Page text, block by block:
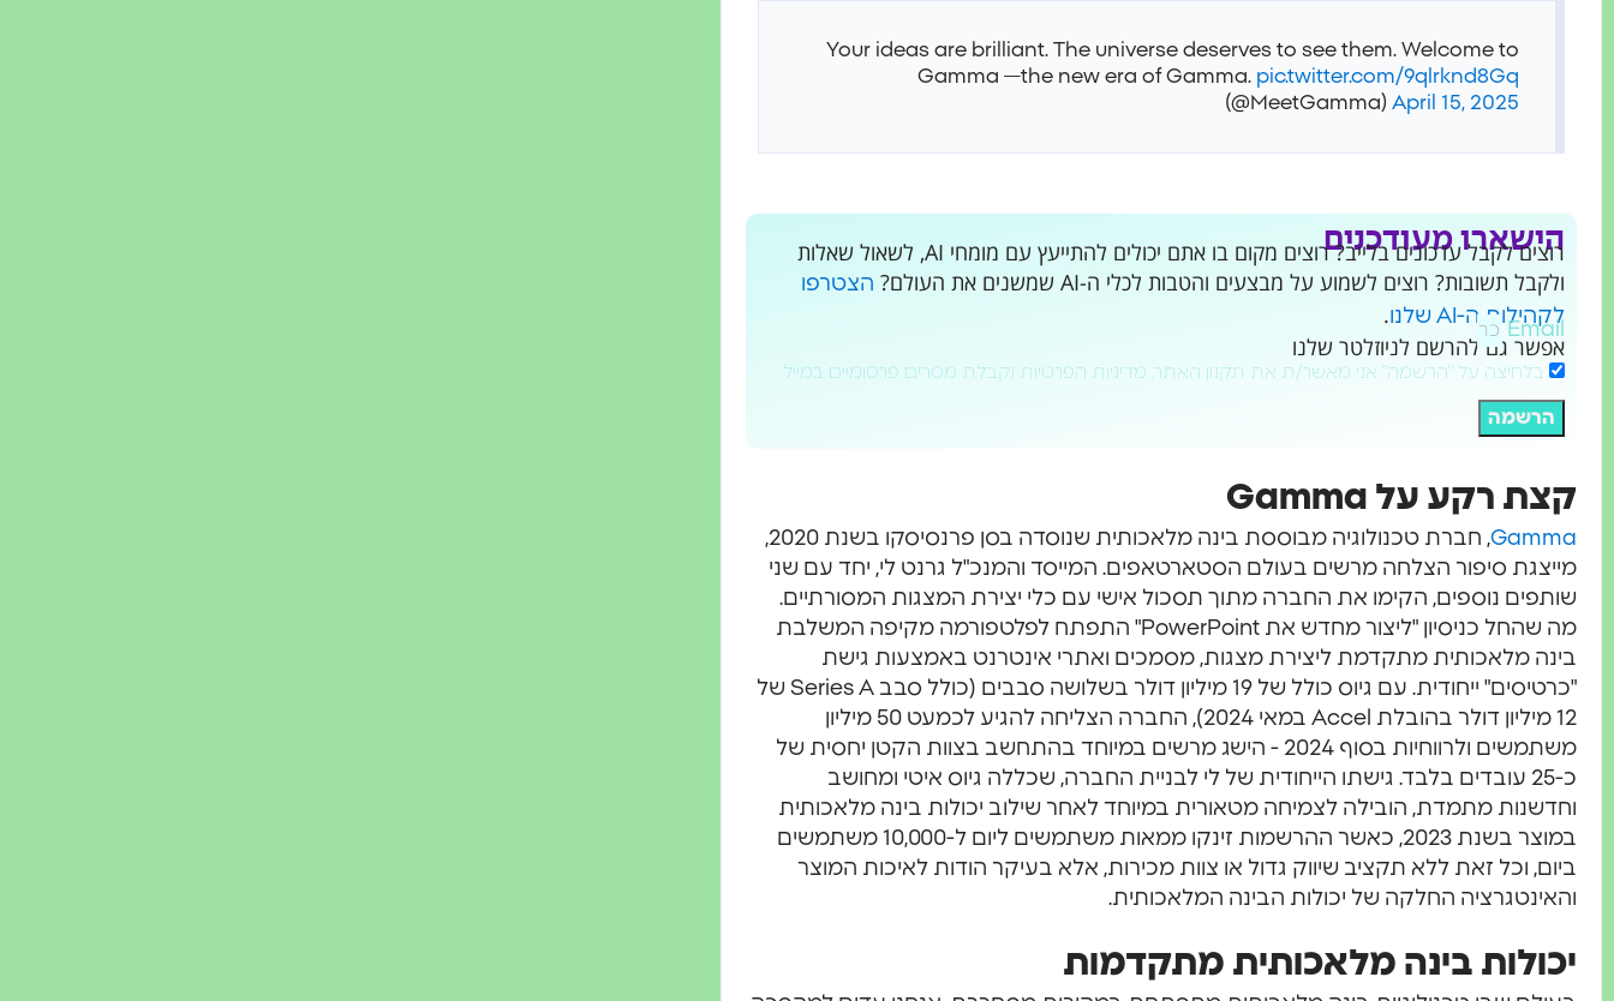
Your ideas are brilliant. The universe deserves to see them. Welcome to
the new era of Gamma. pic.twitter.com/9qlrknd8Gq
— Gamma
(@MeetGamma) April 15, 2025
הישארו מעודכנים
רוצים לקבל עדכונים בלייב? רוצים מקום בו אתם יכולים להתייעץ עם מומחי AI, לשאול שאלות
ולקבל תשובות? רוצים לשמוע על מבצעים והטבות לכלי ה-AI שמשנים את העולם?
הצטרפו
לקהילות ה-AI שלנו
.
אפשר גם להרשם לניוזלטר שלנו
Email
בלחיצה על "הרשמה" אני מאשר/ת את תקנון האתר, מדיניות הפרטיות וקבלת מסרים פרסומיים במייל
הרשמה
קצת רקע על Gamma
Gamma
, חברת טכנולוגיה מבוססת בינה מלאכותית שנוסדה בסן פרנסיסקו בשנת 2020,
מייצגת סיפור הצלחה מרשים בעולם הסטארטאפים. המייסד והמנכ"ל גרנט לי, יחד עם שני
שותפים נוספים, הקימו את החברה מתוך תסכול אישי עם כלי יצירת המצגות המסורתיים.
מה שהחל כניסיון "ליצור מחדש את PowerPoint" התפתח לפלטפורמה מקיפה המשלבת
בינה מלאכותית מתקדמת ליצירת מצגות, מסמכים ואתרי אינטרנט באמצעות גישת
"כרטיסים" ייחודית. עם גיוס כולל של 19 מיליון דולר בשלושה סבבים (כולל סבב Series A של
12 מיליון דולר בהובלת Accel במאי 2024), החברה הצליחה להגיע לכמעט 50 מיליון
משתמשים ולרווחיות בסוף 2024 - הישג מרשים במיוחד בהתחשב בצוות הקטן יחסית של
כ-25 עובדים בלבד. גישתו הייחודית של לי לבניית החברה, שכללה גיוס איטי ומחושב
וחדשנות מתמדת, הובילה לצמיחה מטאורית במיוחד לאחר שילוב יכולות בינה מלאכותית
במוצר בשנת 2023, כאשר ההרשמות זינקו ממאות משתמשים ליום ל-10,000 משתמשים
ביום, וכל זאת ללא תקציב שיווק גדול או צוות מכירות, אלא בעיקר הודות לאיכות המוצר
והאינטגרציה החלקה של יכולות הבינה המלאכותית.
יכולות בינה מלאכותית מתקדמות